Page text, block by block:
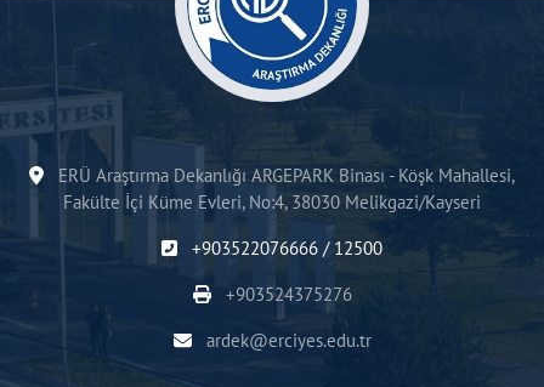
ERÜ Araştırma Dekanlığı ARGEPARK Binası - Köşk Mahallesi,
Fakülte İçi Küme Evleri, No:4, 38030 Melikgazi/Kayseri
+903522076666 / 12500
+903524375276
ardek@erciyes.edu.tr